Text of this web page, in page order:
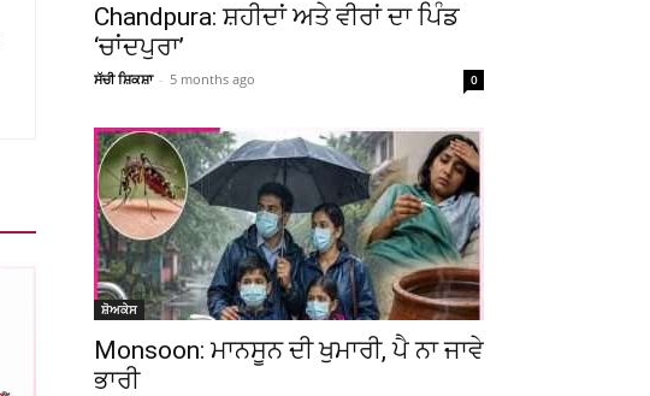
Chandpura: ਸ਼ਹੀਦਾਂ ਅਤੇ ਵੀਰਾਂ ਦਾ ਪਿੰਡ
‘ਚਾਂਦਪੁਰਾ’
ਸੱਚੀ ਸ਼ਿਕਸ਼ਾ - 5 months ago 0
ਸ਼ੋਅਕੇਸ
Monsoon: ਮਾਨਸੂਨ ਦੀ ਖੁਮਾਰੀ, ਪੈ ਨਾ ਜਾਵੇ
ਭਾਰੀ